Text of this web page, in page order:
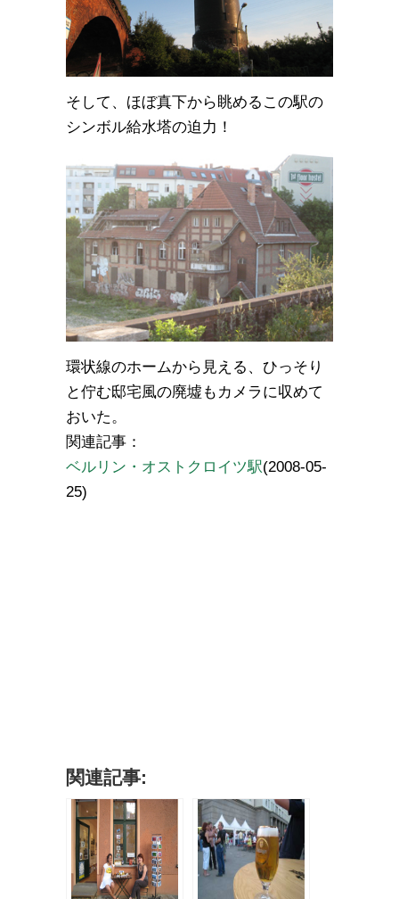
そして、ほぼ真下から眺めるこの駅の
シンボル給水塔の迫力！
環状線のホームから見える、ひっそり
と佇む邸宅風の廃墟もカメラに収めて
おいた。
関連記事：
ベルリン・オストクロイツ駅(2008-05-
25)
関連記事: